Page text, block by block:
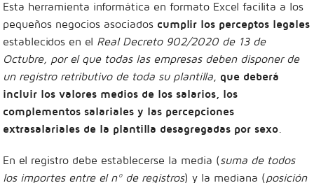
Esta herramienta informática en formato Excel facilita a los
pequeños negocios asociados cumplir los perceptos legales
establecidos en el Real Decreto 902/2020 de 13 de
Octubre, por el que todas las empresas deben disponer de
un registro retributivo de toda su plantilla
que deberá
incluir los valores medios de los salarios, los
complementos salariales y las percepciones
extrasalariales de la plantilla desagregadas por sexo
En el registro debe establecerse la media (suma de todos
los importes entre el nº de registros) y la mediana (posición